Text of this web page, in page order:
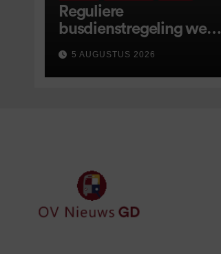
Reguliere
busdienstregeling weer
van start, met kleine
wijzigingen
5 AUGUSTUS 2026